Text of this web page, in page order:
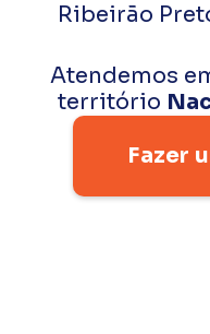
Ribeirão
Atendemos
território
Fazer